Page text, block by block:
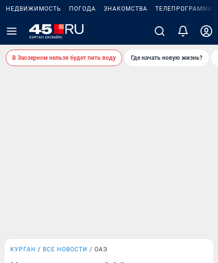
НЕДВИЖИМОСТЬ ПОГОДА ЗНАКОМСТВА ТЕЛЕПРОГРАММА
В Заозерном нельзя будет пить воду Где начать новую жизнь?
КУРГАН ВСЕ НОВОСТИ ОАЭ